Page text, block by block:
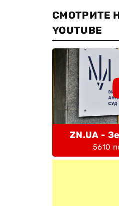
СМОТРИТЕ
YOUTUBE
ZN.UA -
5610